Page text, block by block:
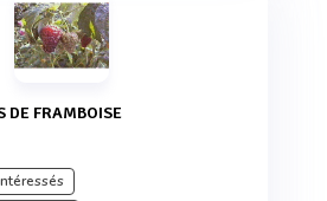
DE FRAMBOISE